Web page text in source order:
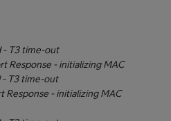
- T3 time-out
Response - initializing MAC
- T3 time-out
Response - initializing MAC